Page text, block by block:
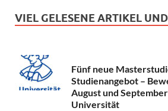
VIEL GELESENE ARTIKEL
Fünf neue
Studienangebot –
August und
Universität